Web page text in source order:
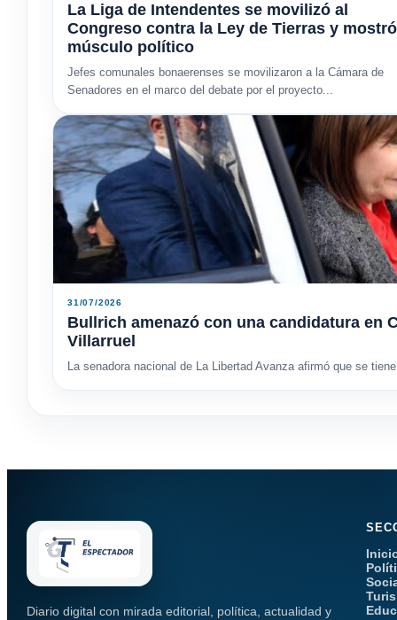
La Liga de Intendentes se movilizó al
Congreso contra la Ley de Tierras y mostró
músculo político
Jefes comunales bonaerenses se movilizaron a la Cámara de
Senadores en el marco del debate por el proyecto...
31/07/2026
Bullrich amenazó con una candidatura en
Villarruel
La senadora nacional de La Libertad Avanza afirmó que se
Diario digital con mirada editorial, política, actualidad y